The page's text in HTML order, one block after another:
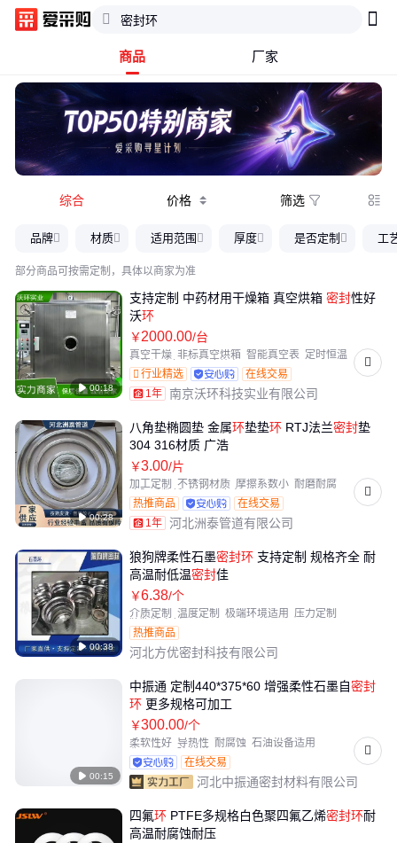
商品 厂家
综合 价格 筛选 
品牌 材质 适用范围 厚度 是否定制 工
部分商品可按需定制，具体以商家为准
 00:18
支持定制 中药材用干燥箱 真空烘箱 密封性好
沃环
￥2000.00/台
真空干燥 非标真空烘箱 智能真空表 定时恒温
加热温度恒定 温度均匀
行业精选
在线交易
1年
南京沃环科技实业有限公司
 00:28
八角垫椭圆垫 金属环垫垫环 RTJ法兰密封垫
304 316材质 广浩
￥3.00/片
加工定制 不锈钢材质 摩擦系数小 耐磨耐腐
磨阻系数低
机械强度高
热推商品
在线交易
1年 河北洲泰管道有限公司
 00:38
狼狗牌柔性石墨密封环 支持定制 规格齐全 耐
高温耐低温密封佳
￥6.38/个
介质定制 温度定制 极端环境适用 压力定制
狼狗牌密封
热推商品
河北方优密封科技有限公司
 00:15
中振通 定制440*375*60 增强柔性石墨自密封
环 更多规格可加工
￥300.00/个
柔软性好 导热性 耐腐蚀 石油设备适用
化工适用
玻纤增强
在线交易
河北中振通密封材料有限公司
四氟环 PTFE多规格白色聚四氟乙烯密封环耐
高温耐腐蚀耐压